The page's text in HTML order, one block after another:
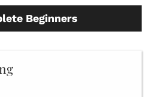
Beginners